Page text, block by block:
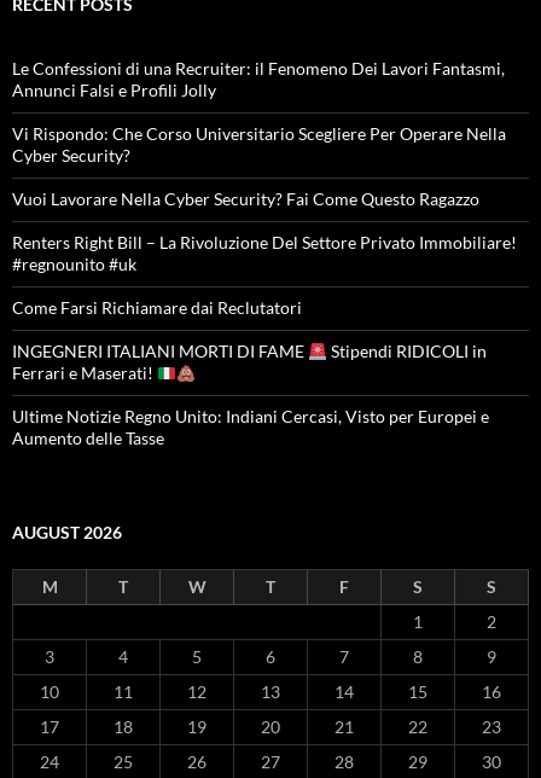
RECENT POSTS
Le Confessioni di una Recruiter: il Fenomeno Dei Lavori Fantasmi,
Annunci Falsi e Profili Jolly
Vi Rispondo: Che Corso Universitario Scegliere Per Operare Nella
Cyber Security?
Vuoi Lavorare Nella Cyber Security? Fai Come Questo Ragazzo
Renters Right Bill – La Rivoluzione Del Settore Privato Immobiliare!
#regnounito #uk
Come Farsi Richiamare dai Reclutatori
INGEGNERI ITALIANI MORTI DI FAME
Stipendi RIDICOLI in
Ferrari e Maserati!
Ultime Notizie Regno Unito: Indiani Cercasi, Visto per Europei e
Aumento delle Tasse
AUGUST 2026
M T W T F S
S
1
2
3
4 5 6 7 8
9
10
11 12 13 14 15
16
17
18 19 20 21 22
23
24
25 26 27 28 29 30